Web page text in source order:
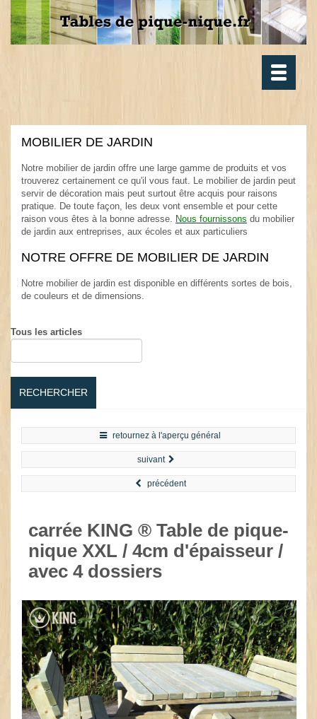
Toggle
MOBILIER DE JARDIN
Notre mobilier de jardin offre une large gamme de produits et vos
trouverez certainement ce qu'il vous faut. Le mobilier de jardin peut
servir de décoration mais peut surtout être acquis pour raisons
pratique. De toute façon, les deux vont ensemble et pour cette
raison vous êtes à la bonne adresse. Nous fournissons du mobilier
de jardin aux entreprises, aux écoles et aux particuliers
NOTRE OFFRE DE MOBILIER DE JARDIN
Notre mobilier de jardin est disponible en différents sortes de bois,
de couleurs et de dimensions.
Tous les articles
RECHERCHER
retournez à l'aperçu général
suivant
précédent
carrée KING ® Table de pique-
nique XXL / 4cm d'épaisseur /
avec 4 dossiers